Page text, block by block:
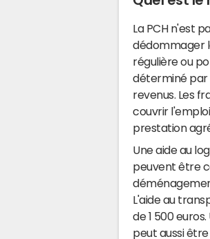
La PCH n'est
dédommager
régulière ou
déterminé par
revenus. Les
couvrir
prestation
Une aide au
peuvent être
L'aide au
de 1 500
peut aussi